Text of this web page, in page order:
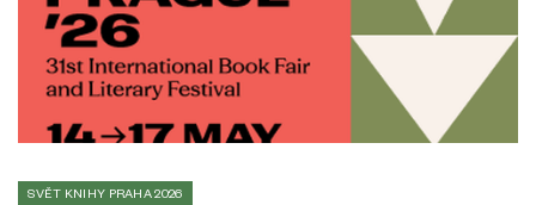
SVĚT KNIHY PRAHA 2026